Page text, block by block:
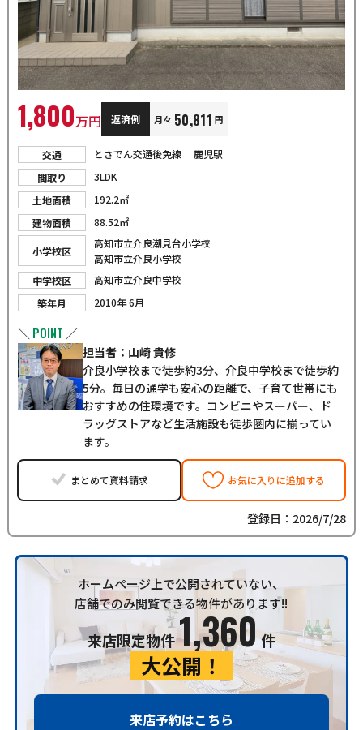
1,800万円 返済例 月々 50,811 円
交通
とさでん交通後免線 鹿児駅
間取り
3LDK
土地面積
192.2㎡
建物面積
88.52㎡
小学校区
高知市立介良潮見台小学校
高知市立介良小学校
中学校区
高知市立介良中学校
築年月
2010年 6月
＼ POINT ／
担当者：山崎 貴修
介良小学校まで徒歩約3分、介良中学校まで徒歩約
5分。毎日の通学も安心の距離で、子育て世帯にも
おすすめの住環境です。コンビニやスーパー、ド
ラッグストアなど生活施設も徒歩圏内に揃ってい
ます。
まとめて資料請求 お気に入りに追加する
登録日：2026/7/28
ホームページ上で公開されていない、
店舗でのみ閲覧できる物件があります!!
来店限定物件1,360件
大公開！
来店予約はこちら